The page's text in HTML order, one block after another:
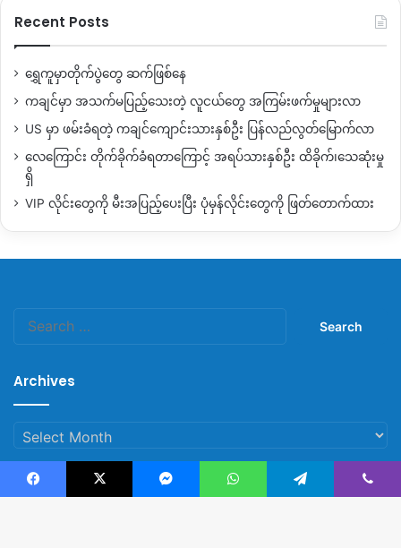
Recent Posts
ရွှေကူမှာတိုက်ပွဲတွေ ဆက်ဖြစ်နေ
ကချင်မှာ အသက်မပြည့်သေးတဲ့ လူငယ်တွေ အကြမ်းဖက်မှုများလာ
US မှာ ဖမ်းခံရတဲ့ ကချင်ကျောင်းသားနှစ်ဦး ပြန်လည်လွတ်မြောက်လာ
လေကြောင်း တိုက်ခိုက်ခံရတာကြောင့် အရပ်သားနှစ်ဦး ထိခိုက်၊သေဆုံးမှု
ရှိ
VIP လိုင်းတွေကို မီးအပြည့်ပေးပြီး ပုံမှန်လိုင်းတွေကို ဖြတ်တောက်ထား
Archives
Archives
Facebook X Messenger WhatsApp Telegram Viber